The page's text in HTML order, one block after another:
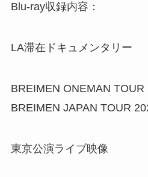
Blu-ray収録内容：
LA滞在ドキュメンタリー
BREIMEN ONEMAN
BREIMEN JAPAN TOUR
東京公演ライブ映像